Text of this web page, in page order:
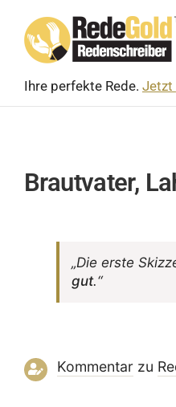
content
Ihre perfekte Rede. Jetzt
Brautvater,
„Die erste
gut.“
Kommentarzu